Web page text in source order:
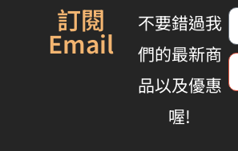
訂閱
Email
不要錯過我
們的最新商
品以及優惠
喔!